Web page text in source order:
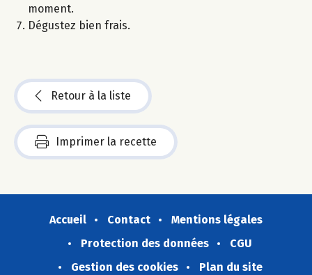
moment.
Dégustez bien frais.
Retour à la liste
Imprimer la recette
Accueil Contact
Mentions légales
Protection des données
CGU
Gestion des cookies
Plan du site